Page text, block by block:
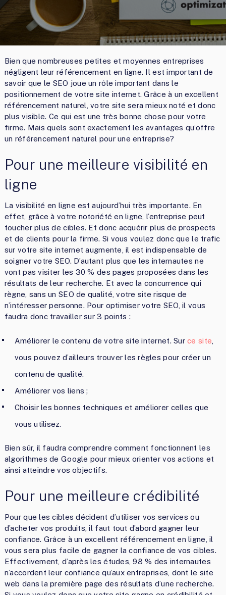
Bien que nombreuses petites et moyennes entreprises
négligent leur référencement en ligne. Il est important de
savoir que le SEO joue un rôle important dans le
positionnement de votre site internet. Grâce à un excellent
référencement naturel, votre site sera mieux noté et donc
plus visible. Ce qui est une très bonne chose pour votre
firme. Mais quels sont exactement les avantages qu’offre
un référencement naturel pour une entreprise?
Pour une meilleure visibilité en
ligne
La visibilité en ligne est aujourd’hui très importante. En
effet, grâce à votre notoriété en ligne, l’entreprise peut
toucher plus de cibles. Et donc acquérir plus de prospects
et de clients pour la firme. Si vous voulez donc que le trafic
sur votre site internet augmente, il est indispensable de
soigner votre SEO. D’autant plus que les internautes ne
vont pas visiter les 30 % des pages proposées dans les
résultats de leur recherche. Et avec la concurrence qui
règne, sans un SEO de qualité, votre site risque de
n’intéresser personne. Pour optimiser votre SEO, il vous
faudra donc travailler sur 3 points :
Améliorer le contenu de votre site internet. Surce site
vous pouvez d’ailleurs trouver les règles pour créer un
contenu de qualité.
Améliorer vos liens ;
Choisir les bonnes techniques et améliorer celles que
vous utilisez.
Bien sûr, il faudra comprendre comment fonctionnent les
algorithmes de Google pour mieux orienter vos actions et
ainsi atteindre vos objectifs.
Pour une meilleure crédibilité
Pour que les cibles décident d’utiliser vos services ou
d’acheter vos produits, il faut tout d’abord gagner leur
confiance. Grâce à un excellent référencement en ligne, il
vous sera plus facile de gagner la confiance de vos cibles.
Effectivement, d’après les études, 98 % des internautes
n’accordent leur confiance qu’aux entreprises, dont le site
web dans la première page des résultats d’une recherche.